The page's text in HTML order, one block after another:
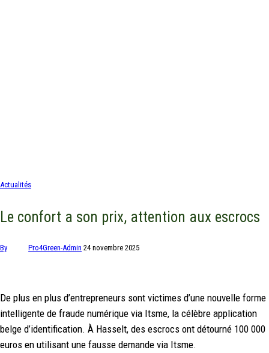
Actualités
Le confort a son prix, attention aux escrocs
By Pro4Green-Admin 24 novembre 2025
De plus en plus d’entrepreneurs sont victimes d’une nouvelle forme
intelligente de fraude numérique via Itsme, la célèbre application
belge d’identification. À Hasselt, des escrocs ont détourné 100 000
euros en utilisant une fausse demande via Itsme.